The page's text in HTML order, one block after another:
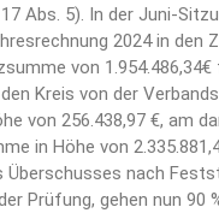
Abs. 5). In der Juni-
2024 in den
von
Kreis von der
von 256.438,97 €, am
in Höhe von
nach
Prüfung, gehen nun 90